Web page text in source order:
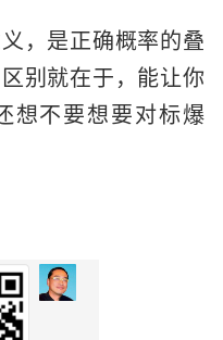
，是正确概率的叠
别就在于，能让你
想不要想要对标爆